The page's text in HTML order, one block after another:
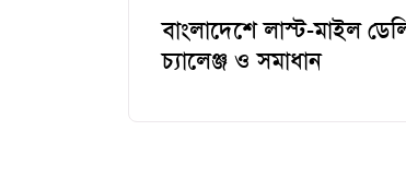
বাংলাদেশে লাস্ট-মাইল
চ্যালেঞ্জ ও সমাধান